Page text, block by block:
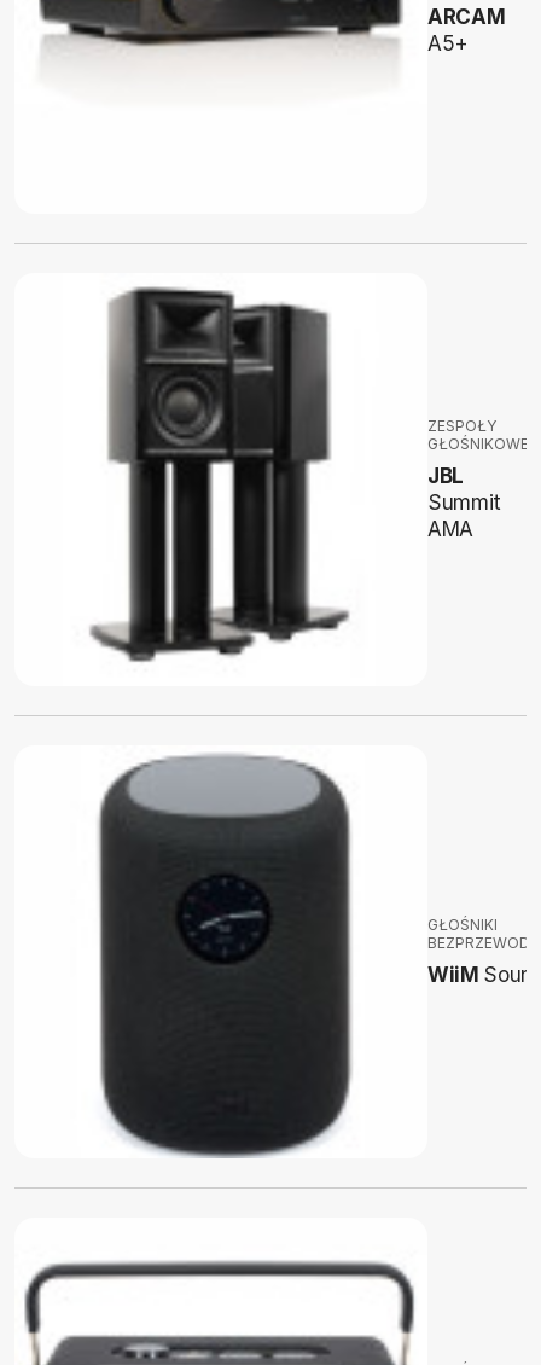
ARCAM
A5+
ZESPOŁY
GŁOŚNIKOWE
JBL
Summit
AMA
GŁOŚNIKI
WiiM